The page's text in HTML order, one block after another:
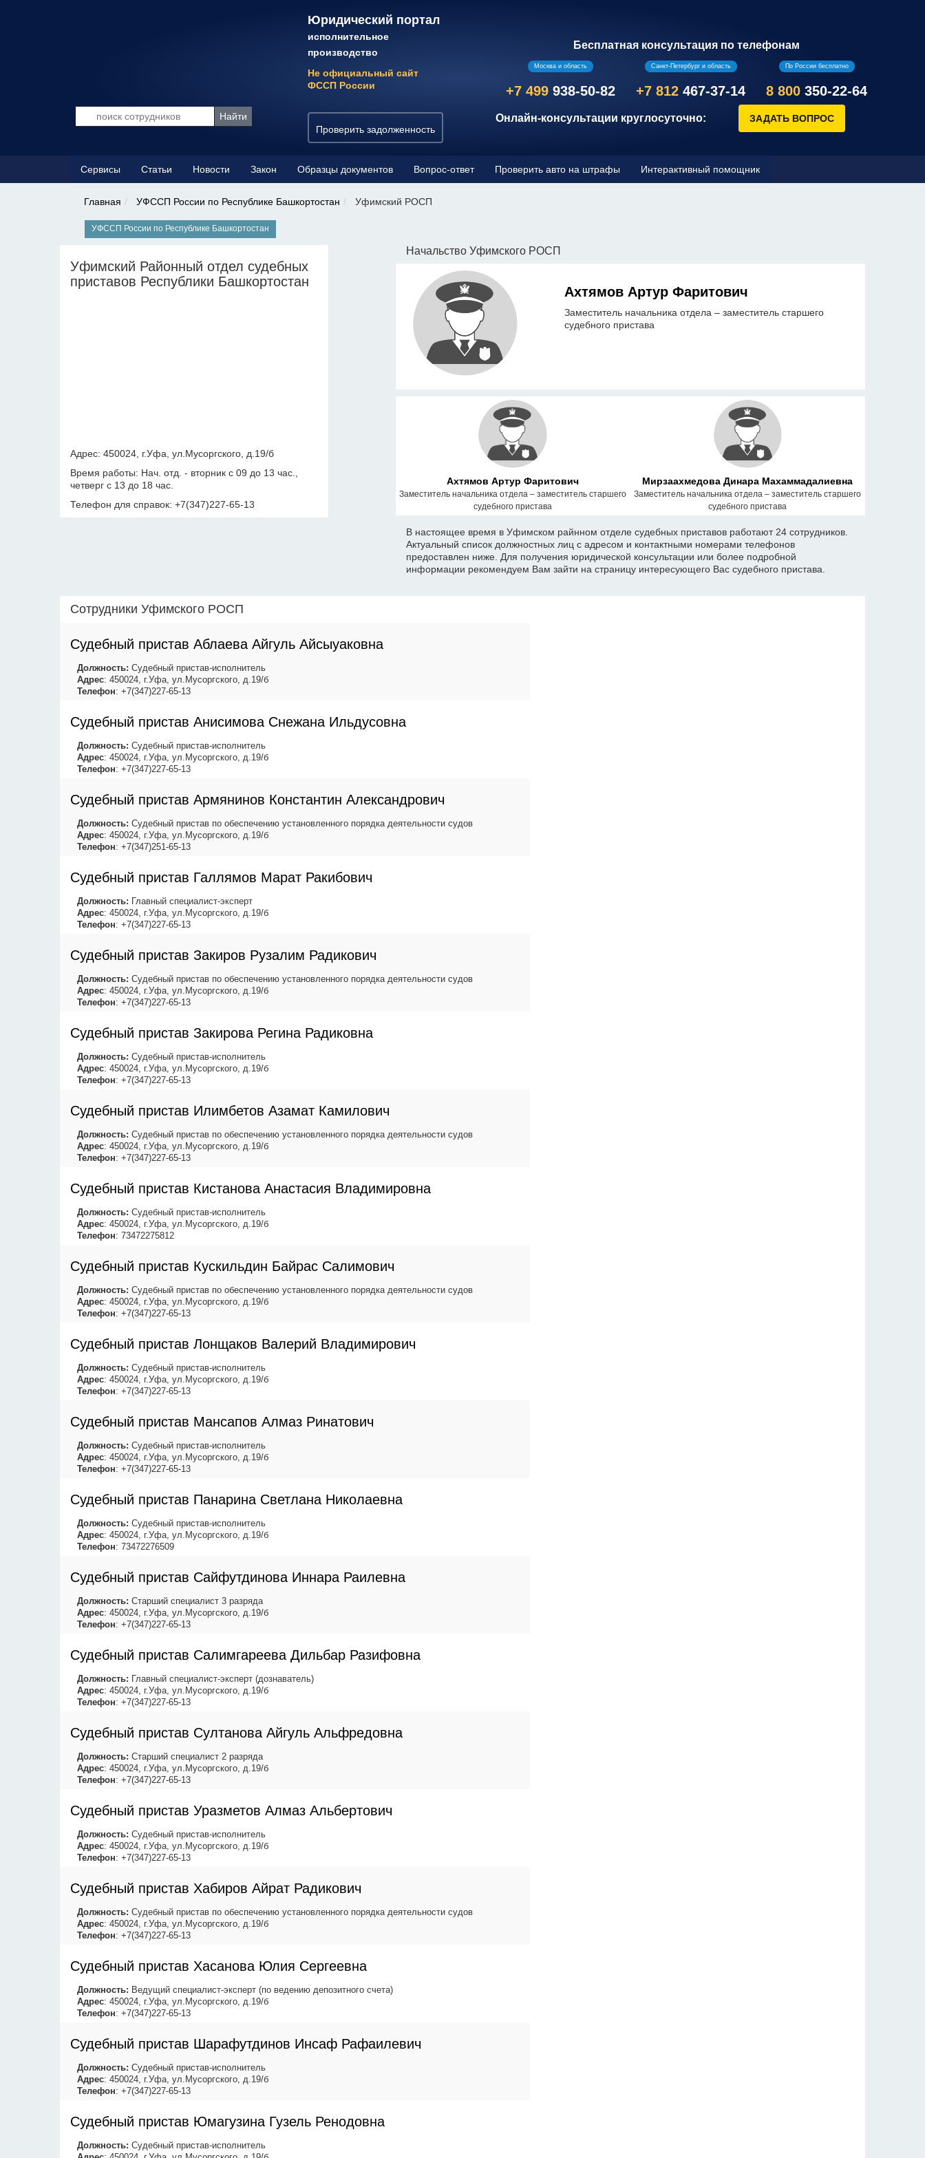
Юридический портал
исполнительное
производство
Не официальный сайт
ФССП России
Проверить задолженность
Бесплатная консультация по телефонам
Москва и область
+7 499 938-50-82
Санкт-Петербург и область
+7 812 467-37-14
По России бесплатно
8 800 350-22-64
Онлайн-консультации круглосуточно:
Сервисы Статьи Новости Закон Образцы документов Вопрос-ответ Проверить авто на штрафы Интерактивный помощник
Главная УФССП России по Республике Башкортостан Уфимский РОСП
УФССП России по Республике Башкортостан
Уфимский Районный отдел судебных
приставов Республики Башкортостан
Адрес: 450024, г.Уфа, ул.Мусоргского, д.19/б
Время работы: Нач. отд. - вторник с 09 до 13 час.,
четверг с 13 до 18 час.
Телефон для справок: +7(347)227-65-13
Начальство Уфимского РОСП
Ахтямов Артур Фаритович
Заместитель начальника отдела – заместитель старшего
судебного пристава
Ахтямов Артур Фаритович
Заместитель начальника отдела – заместитель старшего
судебного пристава
Мирзаахмедова Динара Махаммадалиевна
Заместитель начальника отдела – заместитель старшего
судебного пристава
В настоящее время в Уфимском райнном отделе судебных приставов работают 24 сотрудников.
Актуальный список должностных лиц с адресом и контактными номерами телефонов
предоставлен ниже. Для получения юридической консультации или более подробной
информации рекомендуем Вам зайти на страницу интересующего Вас судебного пристава.
Сотрудники Уфимского РОСП
Судебный пристав Аблаева Айгуль Айсыуаковна
Должность: Судебный пристав-исполнитель
Адрес: 450024, г.Уфа, ул.Мусоргского, д.19/б
Телефон: +7(347)227-65-13
Судебный пристав Анисимова Снежана Ильдусовна
Должность: Судебный пристав-исполнитель
Адрес: 450024, г.Уфа, ул.Мусоргского, д.19/б
Телефон: +7(347)227-65-13
Судебный пристав Армянинов Константин Александрович
Должность: Судебный пристав по обеспечению установленного порядка деятельности судов
Адрес: 450024, г.Уфа, ул.Мусоргского, д.19/б
Телефон: +7(347)251-65-13
Судебный пристав Галлямов Марат Ракибович
Должность: Главный специалист-эксперт
Адрес: 450024, г.Уфа, ул.Мусоргского, д.19/б
Телефон: +7(347)227-65-13
Судебный пристав Закиров Рузалим Радикович
Должность: Судебный пристав по обеспечению установленного порядка деятельности судов
Адрес: 450024, г.Уфа, ул.Мусоргского, д.19/б
Телефон: +7(347)227-65-13
Судебный пристав Закирова Регина Радиковна
Должность: Судебный пристав-исполнитель
Адрес: 450024, г.Уфа, ул.Мусоргского, д.19/б
Телефон: +7(347)227-65-13
Судебный пристав Илимбетов Азамат Камилович
Должность: Судебный пристав по обеспечению установленного порядка деятельности судов
Адрес: 450024, г.Уфа, ул.Мусоргского, д.19/б
Телефон: +7(347)227-65-13
Судебный пристав Кистанова Анастасия Владимировна
Должность: Судебный пристав-исполнитель
Адрес: 450024, г.Уфа, ул.Мусоргского, д.19/б
Телефон: 73472275812
Судебный пристав Кускильдин Байрас Салимович
Должность: Судебный пристав по обеспечению установленного порядка деятельности судов
Адрес: 450024, г.Уфа, ул.Мусоргского, д.19/б
Телефон: +7(347)227-65-13
Судебный пристав Лонщаков Валерий Владимирович
Должность: Судебный пристав-исполнитель
Адрес: 450024, г.Уфа, ул.Мусоргского, д.19/б
Телефон: +7(347)227-65-13
Судебный пристав Мансапов Алмаз Ринатович
Должность: Судебный пристав-исполнитель
Адрес: 450024, г.Уфа, ул.Мусоргского, д.19/б
Телефон: +7(347)227-65-13
Судебный пристав Панарина Светлана Николаевна
Должность: Судебный пристав-исполнитель
Адрес: 450024, г.Уфа, ул.Мусоргского, д.19/б
Телефон: 73472276509
Судебный пристав Сайфутдинова Иннара Раилевна
Должность: Старший специалист 3 разряда
Адрес: 450024, г.Уфа, ул.Мусоргского, д.19/б
Телефон: +7(347)227-65-13
Судебный пристав Салимгареева Дильбар Разифовна
Должность: Главный специалист-эксперт (дознаватель)
Адрес: 450024, г.Уфа, ул.Мусоргского, д.19/б
Телефон: +7(347)227-65-13
Судебный пристав Султанова Айгуль Альфредовна
Должность: Старший специалист 2 разряда
Адрес: 450024, г.Уфа, ул.Мусоргского, д.19/б
Телефон: +7(347)227-65-13
Судебный пристав Уразметов Алмаз Альбертович
Должность: Судебный пристав-исполнитель
Адрес: 450024, г.Уфа, ул.Мусоргского, д.19/б
Телефон: +7(347)227-65-13
Судебный пристав Хабиров Айрат Радикович
Должность: Судебный пристав по обеспечению установленного порядка деятельности судов
Адрес: 450024, г.Уфа, ул.Мусоргского, д.19/б
Телефон: +7(347)227-65-13
Судебный пристав Хасанова Юлия Сергеевна
Должность: Ведущий специалист-эксперт (по ведению депозитного счета)
Адрес: 450024, г.Уфа, ул.Мусоргского, д.19/б
Телефон: +7(347)227-65-13
Судебный пристав Шарафутдинов Инсаф Рафаилевич
Должность: Судебный пристав-исполнитель
Адрес: 450024, г.Уфа, ул.Мусоргского, д.19/б
Телефон: +7(347)227-65-13
Судебный пристав Юмагузина Гузель Ренодовна
Должность: Судебный пристав-исполнитель